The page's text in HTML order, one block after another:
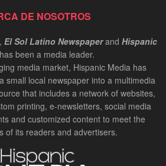
DE NOSOTROS
El Sol Latino Newspaperand Hispanic
has been a media leader.
media market, Hispanic Media has
small local newspaper into a multimedia
that includes a network of websites,
printing, e-newsletters, social media
and customized content to meet the
of its readers and advertisers.